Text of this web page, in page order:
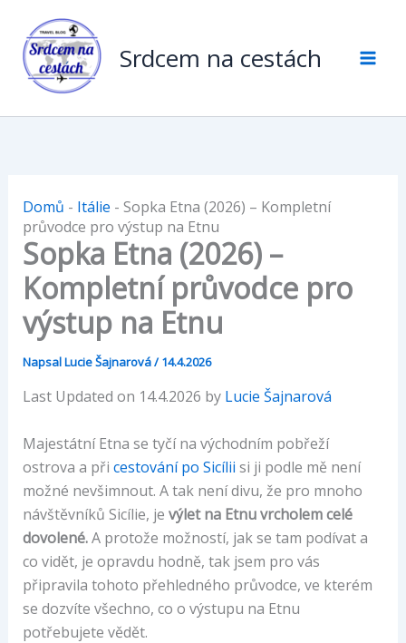
obsah
Srdcem na cestách
Domů - Itálie - Sopka Etna (2026) – Kompletní
průvodce pro výstup na Etnu
Sopka Etna (2026) –
Kompletní průvodce pro
výstup na Etnu
NapsalLucie Šajnarová/14.4.2026
Last Updated on 14.4.2026 by Lucie Šajnarová
Majestátní Etna se tyčí na východním pobřeží
ostrova a při cestování po Sicílii si ji podle mě není
možné nevšimnout. A tak není divu, že pro mnoho
návštěvníků Sicílie, je výlet na Etnu vrcholem celé
dovolené.A protože možností, jak se tam podívat a
co vidět, je opravdu hodně, tak jsem pro vás
připravila tohoto přehledného průvodce, ve kterém
se dozvíte všechno, co o výstupu na Etnu
potřebujete vědět.